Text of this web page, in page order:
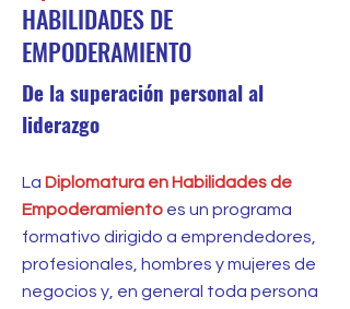
HABILIDADES DE
EMPODERAMIENTO
De la superación personal al
liderazgo
La Diplomatura en Habilidades de
Empoderamiento es un programa
formativo dirigido a emprendedores,
profesionales, hombres y mujeres de
negocios y, en general toda persona